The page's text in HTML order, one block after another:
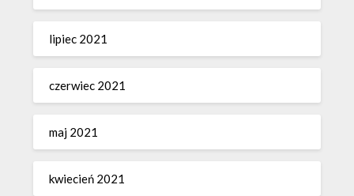
lipiec 2021
czerwiec 2021
maj 2021
kwiecień 2021